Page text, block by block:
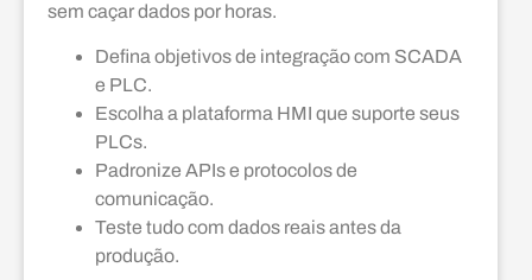
sem caçar dados por horas.
Defina objetivos de integração com SCADA
e PLC.
Escolha a plataforma HMI que suporte seus
PLCs.
Padronize APIs e protocolos de
comunicação.
Teste tudo com dados reais antes da
produção.